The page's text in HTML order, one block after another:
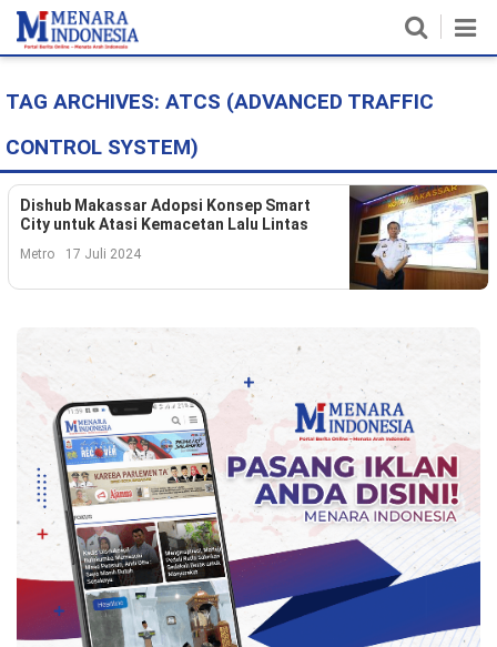
Home
Nasional
Politik
Metro
Hukum & HAM
Ekonomi
Pendidikan
Kesehatan
Lingkungan
Olahraga
TAG ARCHIVES: ATCS (ADVANCED TRAFFIC
CONTROL SYSTEM)
Dishub Makassar Adopsi Konsep Smart
City untuk Atasi Kemacetan Lalu Lintas
Metro 17 Juli 2024